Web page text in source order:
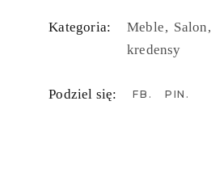
Kategoria: Meble Salon
kredensy
Podziel się: FB PIN